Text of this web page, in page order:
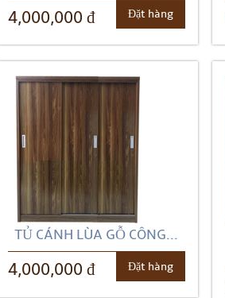
4,000,000 đ Đặt hàng
TỦ CÁNH LÙA GỖ CÔNG...
4,000,000 đ Đặt hàng